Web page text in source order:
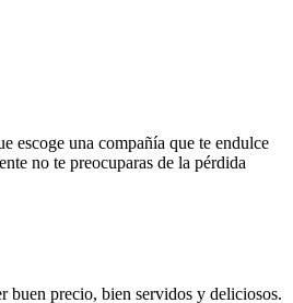
escoge una compañía que te endulce
no te preocuparas de la pérdida
buen precio, bien servidos y deliciosos.